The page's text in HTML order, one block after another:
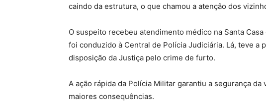
caindo da estrutura, o que chamou a atenção dos
O suspeito recebeu atendimento médico na Santa
foi conduzido à Central de Polícia Judiciária. Lá, teve a
disposição da Justiça pelo crime de furto.
A ação rápida da Polícia Militar garantiu a segurança
maiores consequências.